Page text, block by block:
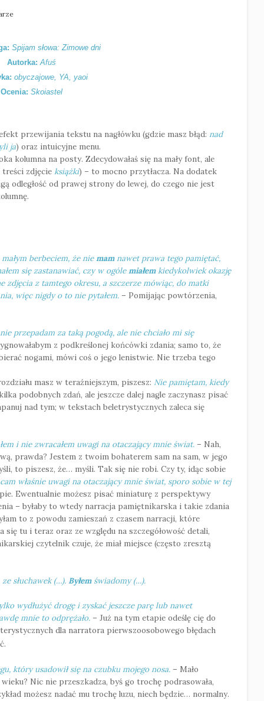
Spijam słowa: Zimowe dni
Autorka: Afuś
obyczajowe, YA, yaoi
Ocenia: Skoiastel
przewijania tekstu na nagłówku (gdzie masz błąd: nad
ja) oraz intuicyjne menu.
kolumna na posty. Zdecydowałaś się na mały font, ale
treści zdjęcie książki) – to mocno przytłacza. Na dodatek
odległość od prawej strony do lewej, do czego nie jest
berbeciem, że niemamnawet prawa tego pamiętać,
się zastanawiać, czy w ogólemiałemkiedykolwiek okazję
zdjęcia z tamtego okresu, a szczerze mówiąc, do matki
więc nigdy o to nie pytałem. – Pomijając powtórzenia,
przepadam za taką pogodą, ale nie chciało mi się
z podkreślonej końcówki zdania; samo to, że
nogami, mówi coś o jego lenistwie. Nie trzeba tego
masz w teraźniejszym, piszesz: Nie pamiętam, kiedy
podobnych zdań, ale jeszcze dalej nagle zaczynasz pisać
nad tym; w tekstach beletrystycznych zaleca się
i nie zwracałem uwagi na otaczający mnie świat. – Nah,
prawda? Jestem z twoim bohaterem sam na sam, w jego
to piszesz, że… myśli. Tak się nie robi. Czy ty, idąc sobie
właśnie uwagi na otaczający mnie świat, sporo sobie w tej
Ewentualnie możesz pisać miniaturę z perspektywy
– byłaby to wtedy narracja pamiętnikarska i takie zdania
to z powodu zamieszań z czasem narracji, które
się tu i teraz oraz ze względu na szczegółowość detali,
czytelnik czuje, że miał miejsce (często zresztą
słuchawek (…). Byłemświadomy (…).
wydłużyć drogę i zyskać jeszcze parę lub nawet
mnie to odprężało. – Już na tym etapie odeślę cię do
dla narratora pierwszoosobowego błędach
który usadowił się na czubku mojego nosa. – Mało
Nic nie przeszkadza, byś go trochę podrasowała,
możesz nadać mu trochę luzu, niech będzie… normalny.